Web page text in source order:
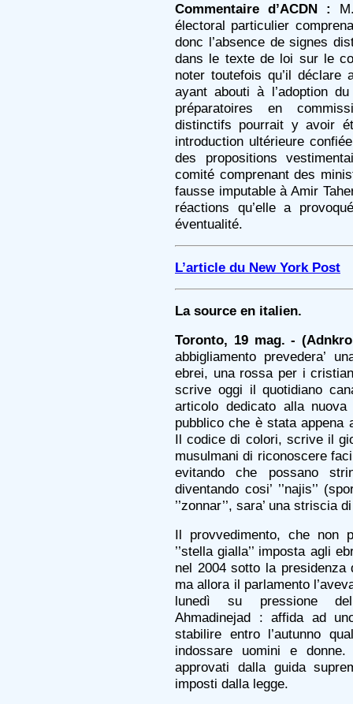
Commentaire d’ACDN :
électoral particulier
donc l’absence de signes
dans le texte de loi sur le
noter toutefois qu’il
ayant abouti à l’adoption
préparatoires en
distinctifs pourrait y avoir
introduction ultérieure
des propositions
comité comprenant des
fausse imputable à Amir
réactions qu’elle a
éventualité.
L’article du New York Post
La source en italien.
Toronto, 19 mag. -
abbigliamento prevedera’
ebrei, una rossa per i
scrive oggi il quotidiano
articolo dedicato alla
pubblico che è stata appena
Il codice di colori, scrive il
musulmani di riconoscere
evitando che possano
diventando cosi’ ’’najis’’
’’zonnar’’, sara’ una
Il provvedimento, che non
’’stella gialla’’ imposta agli
nel 2004 sotto la presidenza
ma allora il parlamento
lunedì su pressione
Ahmadinejad : affida ad
stabilire entro l’autunno
indossare uomini e
approvati dalla guida
imposti dalla legge.